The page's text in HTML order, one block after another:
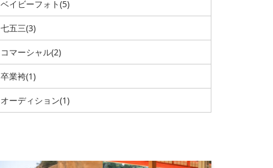
ベイビーフォト(5)
七五三(3)
コマーシャル(2)
卒業袴(1)
オーディション(1)